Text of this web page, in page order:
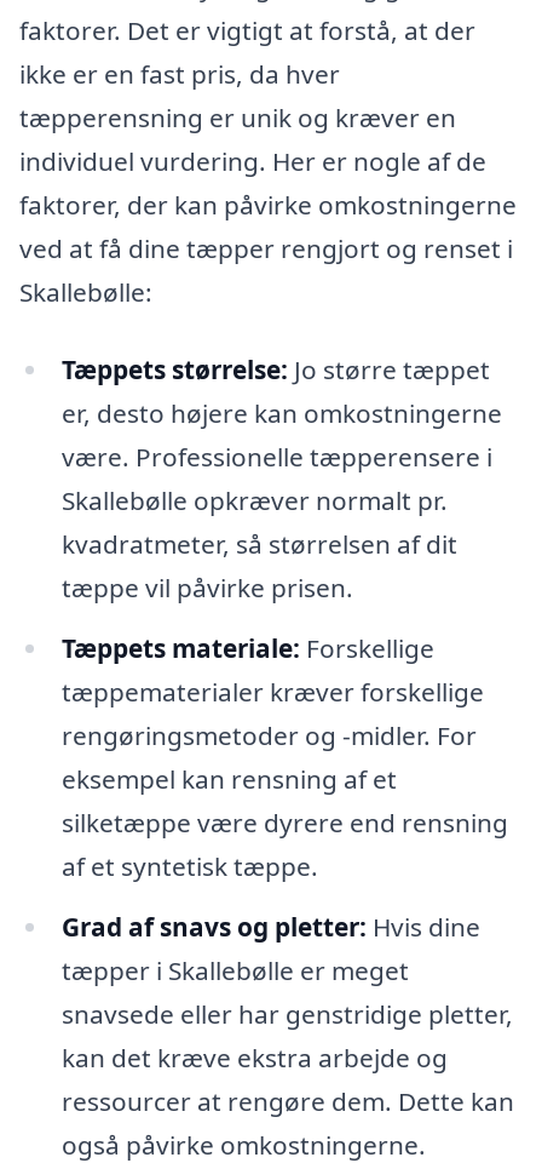
faktorer. Det er vigtigt at forstå, at der
ikke er en fast pris, da hver
tæpperensning er unik og kræver en
individuel vurdering. Her er nogle af de
faktorer, der kan påvirke omkostningerne
ved at få dine tæpper rengjort og renset i
Skallebølle:
Tæppets størrelse: Jo større tæppet
er, desto højere kan omkostningerne
være. Professionelle tæpperensere i
Skallebølle opkræver normalt pr.
kvadratmeter, så størrelsen af dit
tæppe vil påvirke prisen.
Tæppets materiale: Forskellige
tæppematerialer kræver forskellige
rengøringsmetoder og -midler. For
eksempel kan rensning af et
silketæppe være dyrere end rensning
af et syntetisk tæppe.
Grad af snavs og pletter: Hvis dine
tæpper i Skallebølle er meget
snavsede eller har genstridige pletter,
kan det kræve ekstra arbejde og
ressourcer at rengøre dem. Dette kan
også påvirke omkostningerne.